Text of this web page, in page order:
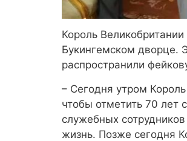
Король
Букингемском дворце.
распространили
– Сегодня утром
чтобы отметить 70 лет
служебных
жизнь. Позже сегодня